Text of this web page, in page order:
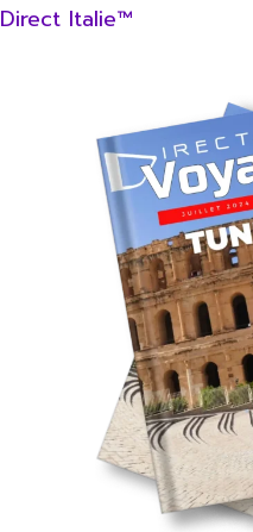
Direct Italie™